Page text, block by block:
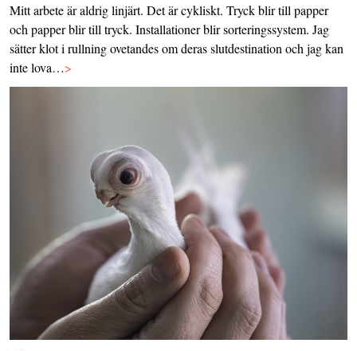
Mitt arbete är aldrig linjärt. Det är cykliskt. Tryck blir till papper
och papper blir till tryck. Installationer blir sorteringssystem. Jag
sätter klot i rullning ovetandes om deras slutdestination och jag kan
inte lova…>